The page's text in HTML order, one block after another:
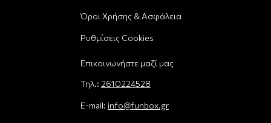
Όροι Χρήσης & Ασφάλεια
Ρυθμίσεις Cookies
Επικοινωνήστε μαζί μας
Τηλ.: 2610224528
E-mail: info@funbox.gr